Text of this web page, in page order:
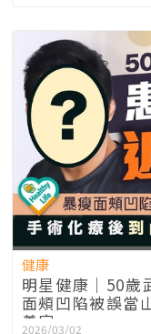
健康
明星健康｜50歲
面頰凹陷被誤當
養家
2026/03/02